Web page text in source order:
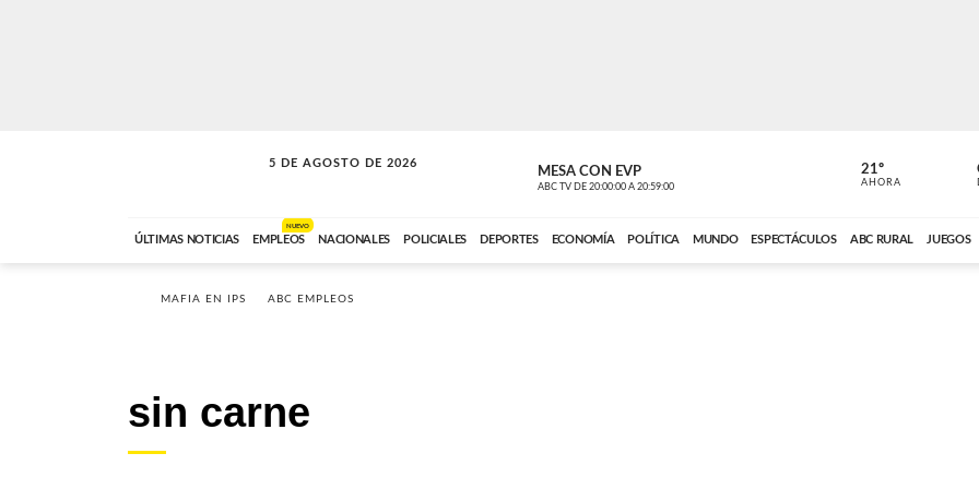
5 DE AGOSTO DE 2026
SOLO MÚSICA MESA CON EVP
ABC TV DE 20:00:00 A 20:59:00
DE TODO
ABC CARDINAL
21º
AHORA
ÚLTIMAS NOTICIAS EMPLEOS
NUEVO
NACIONALES POLICIALES DEPORTES ECONOMÍA POLÍTICA MUNDO ESPECTÁCULOS ABC RURAL JUEGOS
MAFIA EN IPS ABC EMPLEOS
sin carne